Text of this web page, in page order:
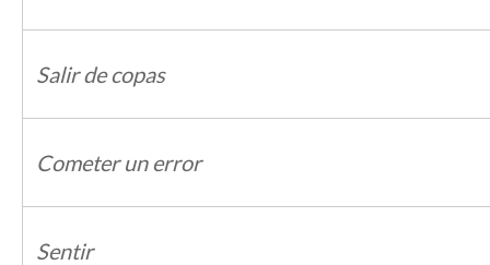
Salir de copas
Cometer un error
Sentir